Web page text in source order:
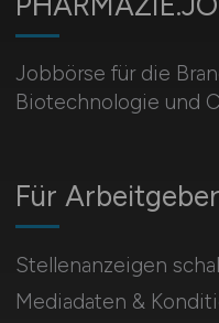
Jobbörse für die
Biotechnologie und
Für Arbeitgeber
Stellenanzeigen
Mediadaten &